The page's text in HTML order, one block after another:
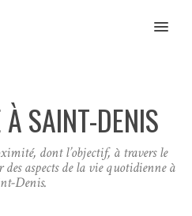
MENU
SAINT-DENIS
dont l’objectif, à travers le
des aspects de la vie quotidienne à
Denis.